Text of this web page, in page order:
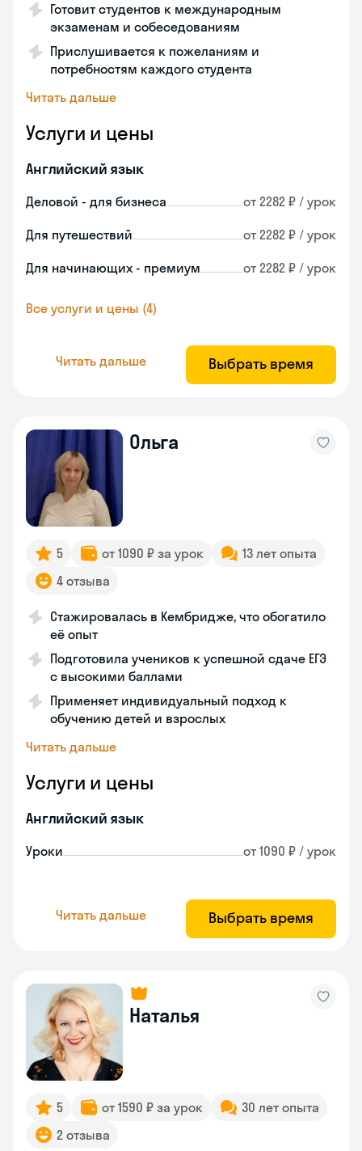
Готовит студентов к международным
экзаменам и собеседованиям
Прислушивается к пожеланиям и
потребностям каждого студента
Читать дальше
Услуги и цены
Английский язык
Деловой - для бизнеса от 2282 ₽ / урок
Для путешествий от 2282 ₽ / урок
Для начинающих - премиум от 2282 ₽ / урок
Все услуги и цены (4)
Читать дальше Выбрать время
Ольга
5 от 1090 ₽ за урок
13 лет опыта
4 отзыва
Стажировалась в Кембридже, что обогатило
её опыт
Подготовила учеников к успешной сдаче ЕГЭ
с высокими баллами
Применяет индивидуальный подход к
обучению детей и взрослых
Читать дальше
Услуги и цены
Английский язык
Уроки от 1090 ₽ / урок
Читать дальше Выбрать время
Наталья
5 от 1590 ₽ за урок
30 лет опыта
2 отзыва